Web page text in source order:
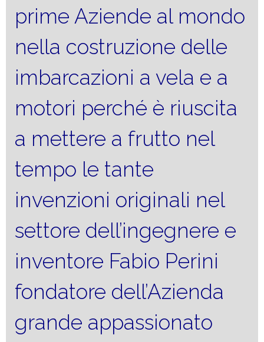
prime Aziende al mondo
nella costruzione delle
imbarcazioni a vela e a
motori perché è riuscita
a mettere a frutto nel
tempo le tante
invenzioni originali nel
settore dell’ingegnere e
inventore Fabio Perini
fondatore dell’Azienda
grande appassionato